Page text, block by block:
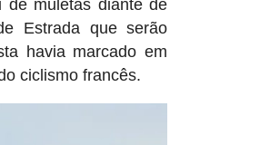
de muletas diante de
Estrada que serão
havia marcado em
ciclismo francês.